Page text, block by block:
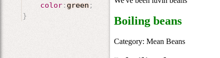
color:green;
}